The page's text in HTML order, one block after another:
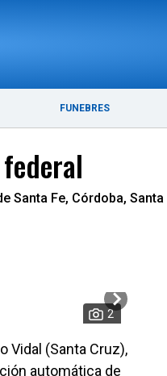
FUNEBRES
Fe, Córdoba,
2
Vidal (Santa Cruz),
automática de